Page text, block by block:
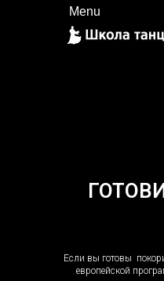
Если вы готовы
европейской